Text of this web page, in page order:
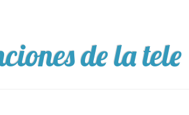
de la tele